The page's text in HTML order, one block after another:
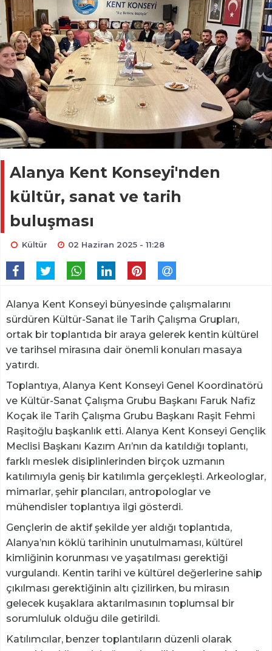
Alanya Kent Konseyi'nden
kültür, sanat ve tarih
buluşması
Kültür 02 Haziran 2025 - 11:28
Alanya Kent Konseyi bünyesinde çalışmalarını
sürdüren Kültür-Sanat ile Tarih Çalışma Grupları,
ortak bir toplantıda bir araya gelerek kentin kültürel
ve tarihsel mirasına dair önemli konuları masaya
yatırdı.
Toplantıya, Alanya Kent Konseyi Genel Koordinatörü
ve Kültür-Sanat Çalışma Grubu Başkanı Faruk Nafiz
Koçak ile Tarih Çalışma Grubu Başkanı Raşit Fehmi
Raşitoğlu başkanlık etti. Alanya Kent Konseyi Gençlik
Meclisi Başkanı Kazım Arı’nın da katıldığı toplantı,
farklı meslek disiplinlerinden birçok uzmanın
katılımıyla geniş bir katılımla gerçekleşti. Arkeologlar,
mimarlar, şehir plancıları, antropologlar ve
mühendisler toplantıya ilgi gösterdi.
Gençlerin de aktif şekilde yer aldığı toplantıda,
Alanya’nın köklü tarihinin unutulmaması, kültürel
kimliğinin korunması ve yaşatılması gerektiği
vurgulandı. Kentin tarihi ve kültürel değerlerine sahip
çıkılması gerektiğinin altı çizilirken, bu mirasın
gelecek kuşaklara aktarılmasının toplumsal bir
sorumluluk olduğu dile getirildi.
Katılımcılar, benzer toplantıların düzenli olarak